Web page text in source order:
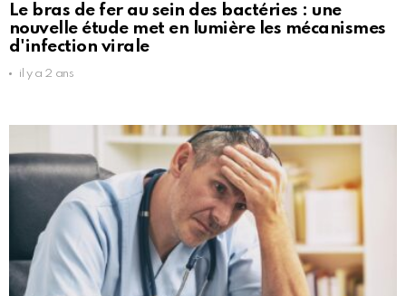
Le bras de fer au sein des bactéries : une
nouvelle étude met en lumière les mécanismes
d'infection virale
il y a 2 ans